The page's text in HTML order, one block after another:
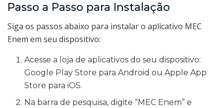
Passo a Passo para Instalação
Siga os passos abaixo para instalar o aplicativo MEC
Enem em seu dispositivo:
Acesse a loja de aplicativos do seu dispositivo:
Google Play Store para Android ou Apple App
Store para iOS.
Na barra de pesquisa, digite “MEC Enem” e